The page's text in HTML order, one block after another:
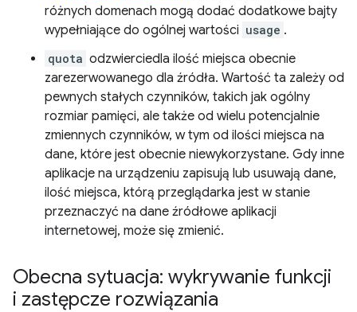
różnych domenach mogą dodać dodatkowe bajty
wypełniające do ogólnej wartości usage .
quota odzwierciedla ilość miejsca obecnie
zarezerwowanego dla źródła. Wartość ta zależy od
pewnych stałych czynników, takich jak ogólny
rozmiar pamięci, ale także od wielu potencjalnie
zmiennych czynników, w tym od ilości miejsca na
dane, które jest obecnie niewykorzystane. Gdy inne
aplikacje na urządzeniu zapisują lub usuwają dane,
ilość miejsca, którą przeglądarka jest w stanie
przeznaczyć na dane źródłowe aplikacji
internetowej, może się zmienić.
Obecna sytuacja: wykrywanie funkcji
i zastępcze rozwiązania